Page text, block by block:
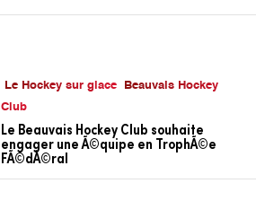
Le Hockey sur glace
Beauvais Hockey
Club
Le Beauvais Hockey Club souhaite
engager une Ã©quipe en TrophÃ©e
FÃ©dÃ©ral